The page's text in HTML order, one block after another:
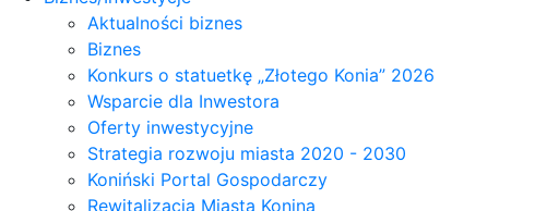
Aktualności biznes
Biznes
Konkurs o statuetkę „Złotego Konia” 2026
Wsparcie dla Inwestora
Oferty inwestycyjne
Strategia rozwoju miasta 2020 - 2030
Koniński Portal Gospodarczy
Rewitalizacja Miasta Konina